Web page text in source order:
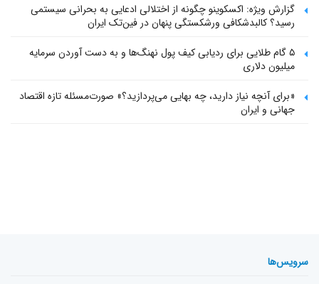
گزارش ویژه: اکسکوینو چگونه از اختلالی ادعایی به بحرانی سیستمی
رسید؟ کالبدشکافی ورشکستگی پنهان در فین‌تک ایران
۵ گام طلایی برای ردیابی کیف پول‌ نهنگ‌ها و به دست آوردن سرمایه
میلیون دلاری
«برای آنچه نیاز دارید، چه بهایی می‌پردازید؟» صورت‌مسئله تازه اقتصاد
جهانی و ایران
سرویس‌ها